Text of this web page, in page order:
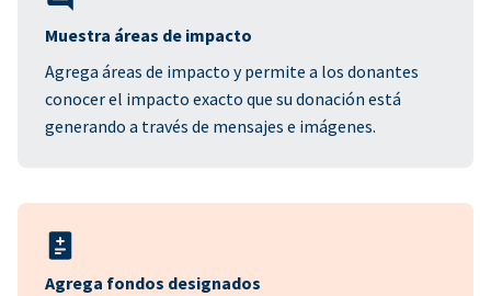
Muestra áreas de impacto
Agrega áreas de impacto y permite a los donantes
conocer el impacto exacto que su donación está
generando a través de mensajes e imágenes.
Agrega fondos designados